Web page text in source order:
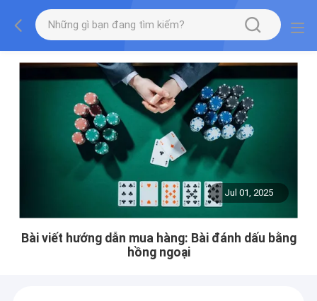
Jul 01, 2025
Bài viết hướng dẫn mua hàng: Bài đánh dấu bằng
hồng ngoại